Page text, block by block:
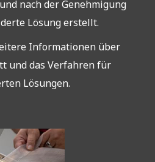
nach der Genehmigung
Lösung erstellt.
Informationen über
und das Verfahren für
Lösungen.